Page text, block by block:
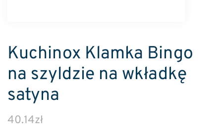
Kuchinox Klamka Bingo
na szyldzie na wkładkę
satyna
40.14zł